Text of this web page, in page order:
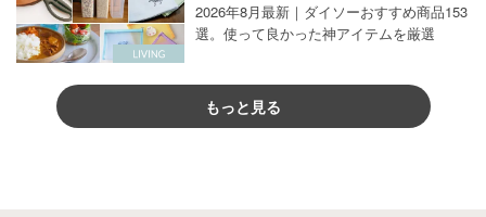
2026年8月最新｜ダイソーおすすめ商品153
選。使って良かった神アイテムを厳選
もっと見る